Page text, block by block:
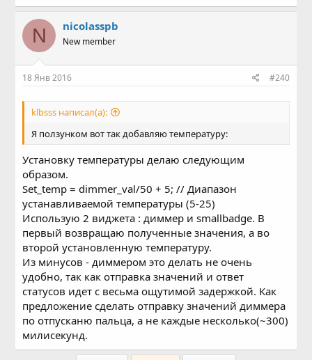
N nicolasspb
New member
18 Янв 2016 #240
klbsss написал(а):
Я ползунком вот так добавляю температуру:
Установку температуры делаю следующим
образом.
Set_temp = dimmer_val/50 + 5; // Диапазон
устанавливаемой температуры (5-25)
Использую 2 виджета : диммер и smallbadge. В
первый возвращаю полученные значения, а во
второй установленную температуру.
Из минусов - диммером это делать не очень
удобно, так как отправка значений и ответ
статусов идет с весьма ощутимой задержкой. Как
предложение сделать отправку значений диммера
по отпусканю пальца, а не каждые несколько(~300)
милиcекунд.